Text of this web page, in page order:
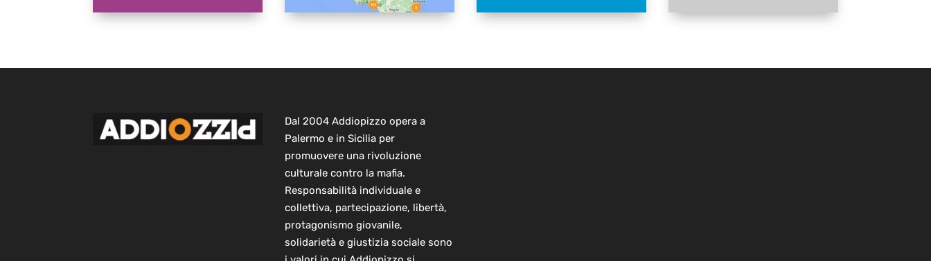
Dal 2004 Addiopizzo opera a
Palermo e in Sicilia per
promuovere una rivoluzione
culturale contro la mafia.
Responsabilità individuale e
collettiva, partecipazione, libertà,
protagonismo giovanile,
solidarietà e giustizia sociale sono